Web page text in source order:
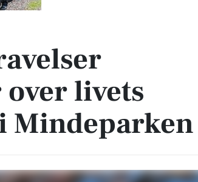
flygtighed i Mindeparken
livets
Mindeparken